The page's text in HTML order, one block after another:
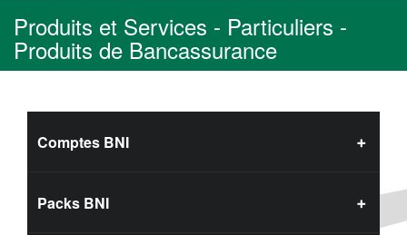
Produits et Services - Particuliers -
Produits de Bancassurance
Comptes BNI
Packs BNI